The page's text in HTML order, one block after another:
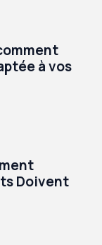
à vos
Doivent